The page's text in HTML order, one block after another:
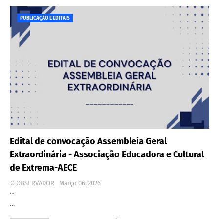
PUBLICAÇÃO E EDITAIS
Edital de convocação Assembleia Geral
Extraordinária - Associação Educadora e Cultural
de Extrema-AECE
O OBSERVADOR
Março 06, 2026
…
…